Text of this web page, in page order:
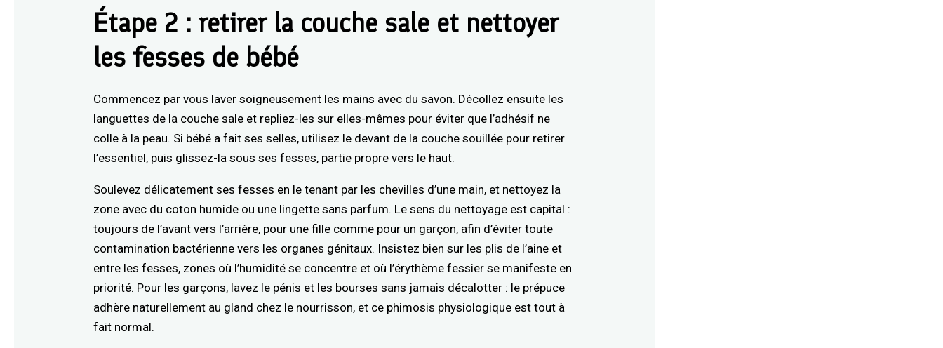
Étape 2 : retirer la couche sale et nettoyer
les fesses de bébé
Commencez par vous laver soigneusement les mains avec du savon. Décollez ensuite les
languettes de la couche sale et repliez-les sur elles-mêmes pour éviter que l’adhésif ne
colle à la peau. Si bébé a fait ses selles, utilisez le devant de la couche souillée pour retirer
l’essentiel, puis glissez-la sous ses fesses, partie propre vers le haut.
Soulevez délicatement ses fesses en le tenant par les chevilles d’une main, et nettoyez la
zone avec du coton humide ou une lingette sans parfum. Le sens du nettoyage est capital :
toujours de l’avant vers l’arrière, pour une fille comme pour un garçon, afin d’éviter toute
contamination bactérienne vers les organes génitaux. Insistez bien sur les plis de l’aine et
entre les fesses, zones où l’humidité se concentre et où l’érythème fessier se manifeste en
priorité. Pour les garçons, lavez le pénis et les bourses sans jamais décalotter : le prépuce
adhère naturellement au gland chez le nourrisson, et ce phimosis physiologique est tout à
fait normal.